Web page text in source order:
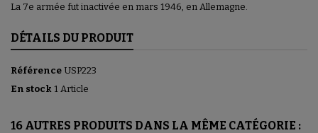
La 7e armée fut inactivée en mars 1946, en Allemagne.
DÉTAILS DU PRODUIT
Référence USP223
En stock 1 Article
16 AUTRES PRODUITS DANS LA MÊME CATÉGORIE :